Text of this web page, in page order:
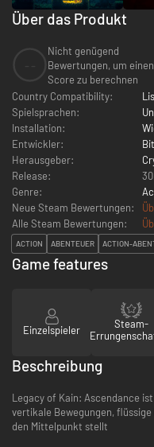
Über das Produkt
Nicht genügend
Bewertungen, um einen
Score zu berechnen
Country Compatibility:
Spielsprachen:
Installation:
Entwickler:
Herausgeber:
Release:
Genre:
Neue Steam Bewertungen:
Alle Steam Bewertungen:
ACTION ABENTEUER ACTION-
Game features
Einzelspieler
Steam-
Beschreibung
Legacy of Kain: Ascendance
vertikale Bewegungen,
den Mittelpunkt stellt